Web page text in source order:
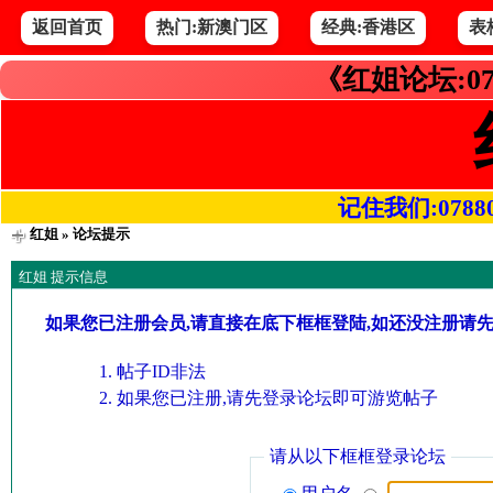
返回首页 热门:新澳门区 经典:香港区 表
《红姐论坛
记住我们
红姐» 论坛提示
红姐 提示信息
如果您已注册会员,请直接在底下框框登陆,如还没注册请
帖子ID非法
如果您已注册,请先登录论坛即可游览帖子
请从以下框框登录论坛